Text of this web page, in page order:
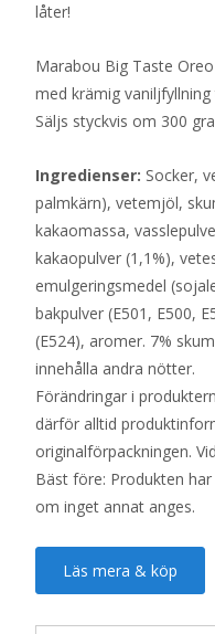
låter!
Marabou Big Taste
med krämig
Säljs styckvis om 300
Ingredienser: Socker,
palmkärn), vetemjöl,
kakaomassa,
kakaopulver (1,1%),
emulgeringsmedel
bakpulver (E501, E500,
(E524), aromer. 7%
innehålla andra nötter.
Förändringar i
därför alltid
originalförpackningen.
Bäst före: Produkten
om inget annat anges.
Läs mera & köp